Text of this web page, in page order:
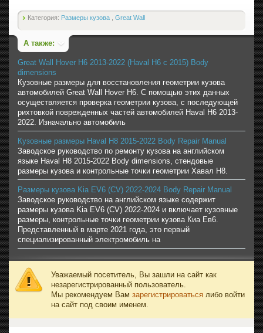
Категория: Размеры кузова Great Wall
А также:
Great Wall Hover H6 2013-2022 (Haval H6 с 2015) Body
dimensions
Кузовные размеры для восстановления геометрии кузова
автомобилей Great Wall Hover H6. С помощью этих данных
осуществляется проверка геометрии кузова, с последующей
рихтовкой поврежденных частей автомобилей Haval H6 2013-
2022. Изначально автомобиль
Кузовные размеры Haval H8 2015-2022 Body Repair Manual
Заводское руководство по ремонту кузова на английском
языке Haval H8 2015-2022 Body dimensions, стендовые
размеры кузова и контрольные точки геометрии Хавал H8.
Размеры кузова Kia EV6 (CV) 2022-2024 Body Repair Manual
Заводское руководство на английском языке содержит
размеры кузова Kia EV6 (CV) 2022-2024 и включает кузовные
размеры, контрольные точки геометрии кузова Киа Ев6.
Представленный в марте 2021 года, это первый
специализированный электромобиль на
Уважаемый посетитель, Вы зашли на сайт как
незарегистрированный пользователь.
Мы рекомендуем Вам зарегистрироваться либо войти
на сайт под своим именем.